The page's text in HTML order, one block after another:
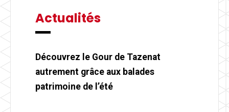
Actualités
Découvrez le Gour de Tazenat
autrement grâce aux balades
patrimoine de l’été